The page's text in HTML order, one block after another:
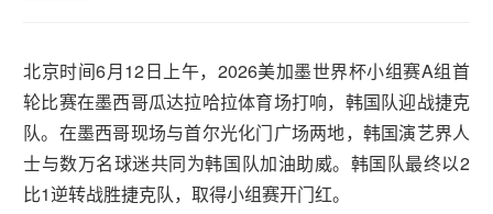
北京时间6月12日上午，2026美加墨世界杯小组赛A组首
轮比赛在墨西哥瓜达拉哈拉体育场打响，韩国队迎战捷克
队。在墨西哥现场与首尔光化门广场两地，韩国演艺界人
士与数万名球迷共同为韩国队加油助威。韩国队最终以2
比1逆转战胜捷克队，取得小组赛开门红。